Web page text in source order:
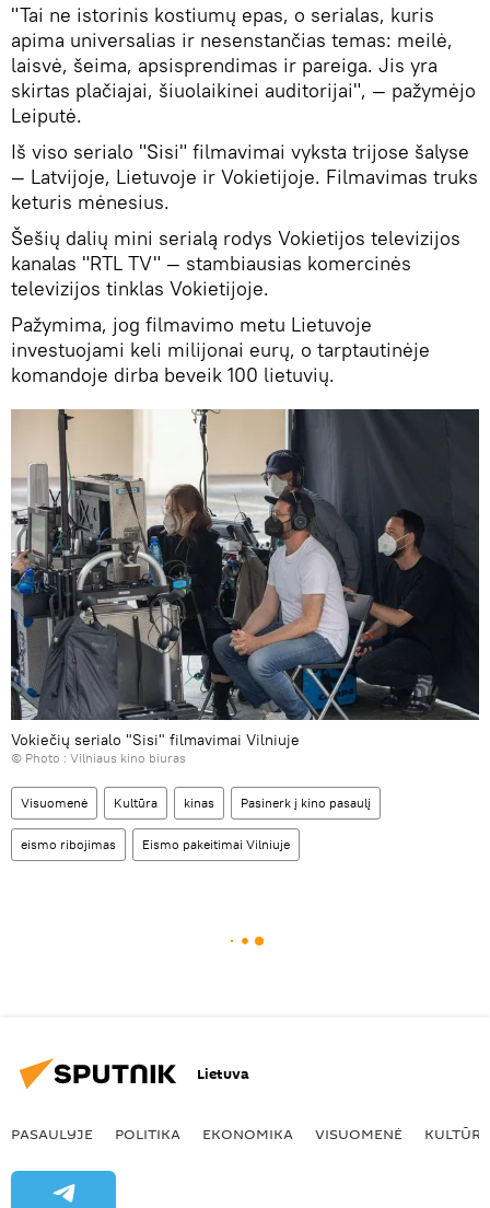
"Tai ne istorinis kostiumų epas, o serialas, kuris
apima universalias ir nesenstančias temas: meilė,
laisvė, šeima, apsisprendimas ir pareiga. Jis yra
skirtas plačiajai, šiuolaikinei auditorijai", — pažymėjo
Leiputė.
Iš viso serialo "Sisi" filmavimai vyksta trijose šalyse
— Latvijoje, Lietuvoje ir Vokietijoje. Filmavimas truks
keturis mėnesius.
Šešių dalių mini serialą rodys Vokietijos televizijos
kanalas "RTL TV" — stambiausias komercinės
televizijos tinklas Vokietijoje.
Pažymima, jog filmavimo metu Lietuvoje
investuojami keli milijonai eurų, o tarptautinėje
komandoje dirba beveik 100 lietuvių.
Vokiečių serialo "Sisi" filmavimai Vilniuje
© Photo : Vilniaus kino biuras
Visuomenė Kultūra kinas Pasinerk į kino pasaulį
eismo ribojimas Eismo pakeitimai Vilniuje
Lietuva
PASAULYJE POLITIKA EKONOMIKA VISUOMENĖ KULTŪRA